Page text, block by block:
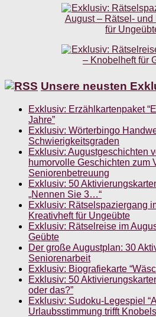
Unsere neusten
Exklusiv: Erzählkartenpaket
Jahre”
Exklusiv: Wörterbingo
Schwierigkeitsgraden
Exklusiv: Augustgeschichten
humorvolle Geschichten zum
Seniorenbetreuung
Exklusiv: 50
„Nennen Sie 3…“
Exklusiv: Rätselspaziergang
Kreativheft für Ungeübte
Exklusiv: Rätselreise im
Geübte
Der große Augustplan: 30
Seniorenarbeit
Exklusiv: Biografiekarte
Exklusiv: 50
oder das?”
Exklusiv: Sudoku-Legespiel
Urlaubsstimmung trifft